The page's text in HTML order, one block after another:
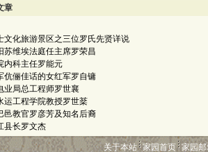
章
文化旅游景区之三位罗氏先贤详说
苏维埃法庭任主席罗荣昌
内科主任罗能元
伉俪佳话的女红军罗自镛
业局总工程师罗世襄
运工程学院教授罗世棻
邑教官罗彦芳及知名后裔
县长罗文杰
关于本站 家园首页 家园